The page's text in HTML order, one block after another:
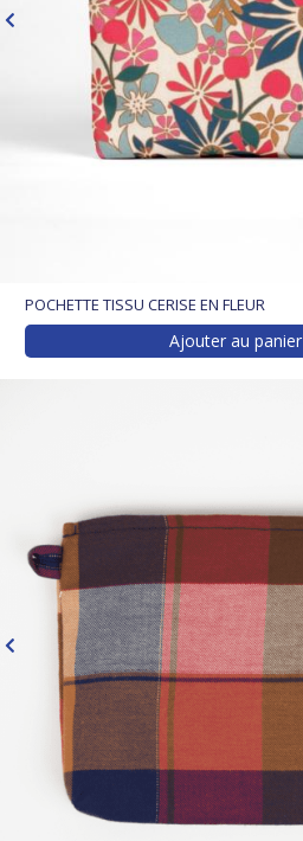
POCHETTE TISSU CERISE EN FLEUR
Ajouter au panier